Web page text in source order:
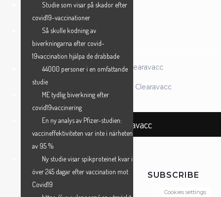
ANMÄL MIG →
© 2026 Föreningen Clearavacc
Powered by Föreningen Clearavacc
Cookies settings
SUBSCRIBE
Föreningen Clearavacc
Studie som visar på skador efter
covid19-vaccinationer
Så skulle kodning av
biverkningarna efter covid-
19vaccination hjälpa de drabbade
44000 personer i en omfattande
studie
ME tydlig biverkning efter
covid19vaccinering
En ny analys av Pfizer-studien:
vaccineffektiviteten var inte i närheten
av 95 %
Ny studie visar spikproteinet kvar i
över 245 dagar efter vaccination mot
Covid19